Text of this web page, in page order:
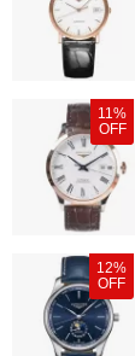
11%
OFF
12%
OFF